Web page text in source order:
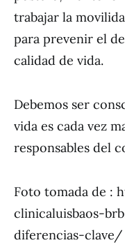
trabajar la
para prevenir el
calidad de vida.
Debemos ser
vida es cada vez
responsables del
Foto tomada de :
clinicaluisbaos-
diferencias-clave/